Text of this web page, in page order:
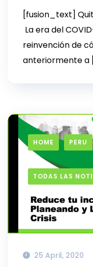
[fusion_text]
La era del
reinvención de
anteriormente a
HOME PERU
TODAS LAS
25 April, 2020